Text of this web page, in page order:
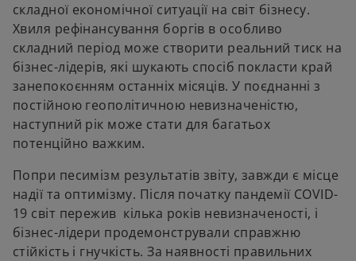
складної економічної ситуації на світ бізнесу.
Хвиля рефінансування боргів в особливо
складний період може створити реальний тиск на
бізнес-лідерів, які шукають спосіб покласти край
занепокоєнням останніх місяців. У поєднанні з
постійною геополітичною невизначеністю,
наступний рік може стати для багатьох
потенційно важким.
Попри песимізм результатів звіту, завжди є місце
надії та оптимізму. Після початку пандемії COVID-
19 світ пережив кілька років невизначеності, і
бізнес-лідери продемонстрували справжню
стійкість і гнучкість. За наявності правильних